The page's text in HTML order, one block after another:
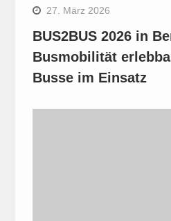
27. März 2026
BUS2BUS 2026 in
Busmobilität
Busse im Einsatz